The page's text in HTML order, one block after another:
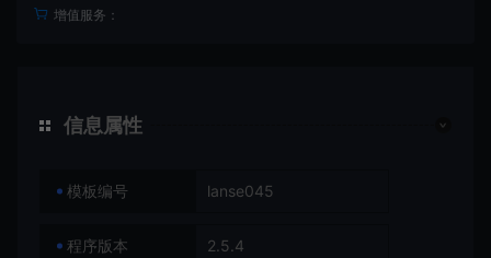
增值服务：
信息属性
模板编号 lanse045
程序版本 2.5.4